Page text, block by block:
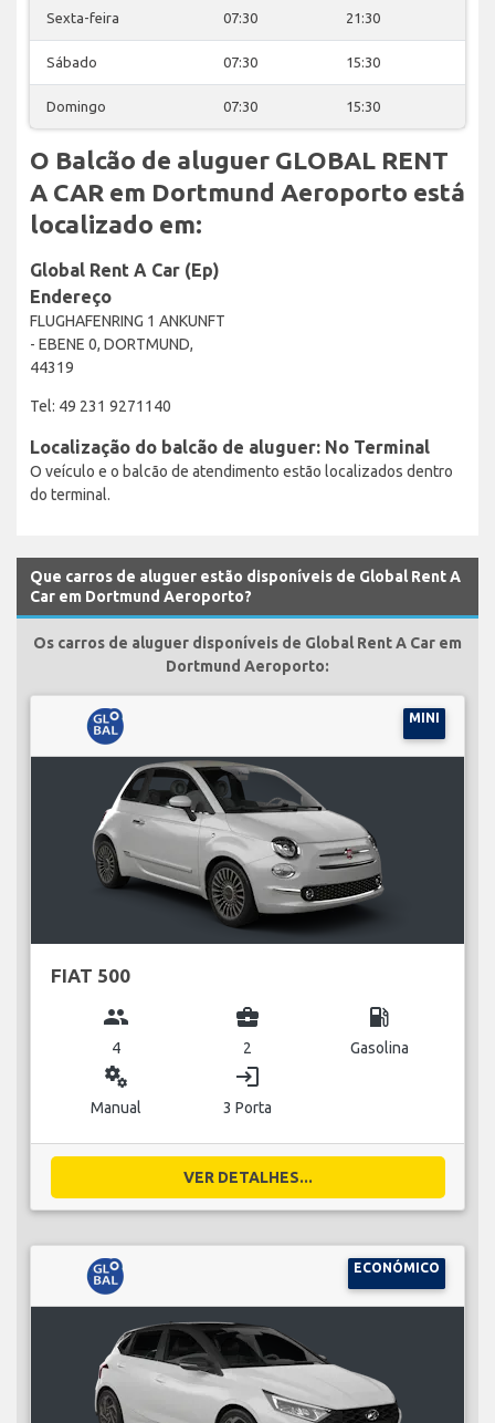
Sexta-feira 07:30 21:30
Sábado 07:30 15:30
Domingo 07:30 15:30
O Balcão de aluguer GLOBAL RENT
A CAR em Dortmund Aeroporto está
localizado em:
Global Rent A Car (Ep)
Endereço
FLUGHAFENRING 1 ANKUNFT
- EBENE 0, DORTMUND,
44319
Tel: 49 231 9271140
Localização do balcão de aluguer: No Terminal
O veículo e o balcão de atendimento estão localizados dentro
do terminal.
Que carros de aluguer estão disponíveis de Global Rent A
Car em Dortmund Aeroporto?
Os carros de aluguer disponíveis de Global Rent A Car em
Dortmund Aeroporto:
MINI
FIAT 500
group
4
business_center
2
local_gas_station
Gasolina
miscellaneous_services
Manual
login
3 Porta
VER DETALHES...
ECONÓMICO